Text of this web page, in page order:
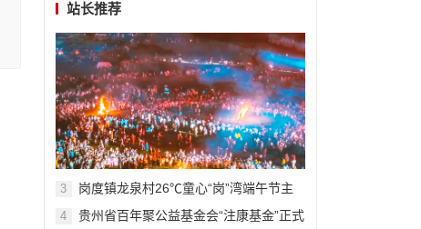
站长推荐
3
岗度镇龙泉村26℃童心“岗”湾端午节主
4
贵州省百年聚公益基金会“注康基金”正式